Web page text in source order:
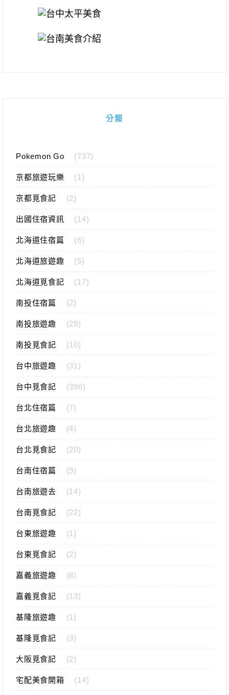
分類
Pokemon Go (737)
京都旅遊玩樂 (1)
京都覓食記 (2)
出國住宿資訊 (14)
北海道住宿篇 (6)
北海道旅遊趣 (5)
北海道覓食記 (17)
南投住宿篇 (2)
南投旅遊趣 (29)
南投覓食記 (10)
台中旅遊趣 (31)
台中覓食記 (396)
台北住宿篇 (7)
台北旅遊趣 (4)
台北覓食記 (20)
台南住宿篇 (9)
台南旅遊去 (14)
台南覓食記 (22)
台東旅遊趣 (1)
台東覓食記 (2)
嘉義旅遊趣 (8)
嘉義覓食記 (13)
基隆旅遊趣 (1)
基隆覓食記 (3)
大阪覓食記 (2)
宅配美食開箱 (14)